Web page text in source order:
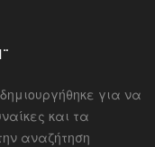
δημιουργήθηκε για να
και τα
αναζήτηση